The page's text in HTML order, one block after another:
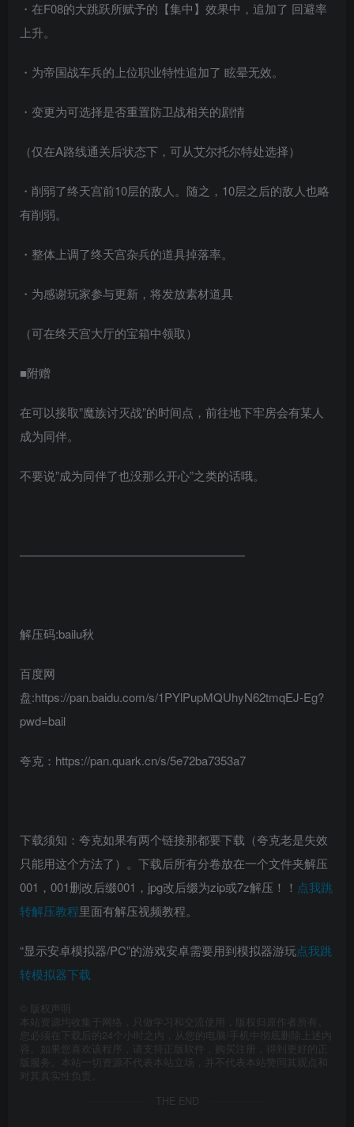
・在F08的大跳跃所赋予的【集中】效果中，追加了 回避率
上升。
・为帝国战车兵的上位职业特性追加了 眩晕无效。
・变更为可选择是否重置防卫战相关的剧情
（仅在A路线通关后状态下，可从艾尔托尔特处选择）
・削弱了终天宫前10层的敌人。随之，10层之后的敌人也略
有削弱。
・整体上调了终天宫杂兵的道具掉落率。
・为感谢玩家参与更新，将发放素材道具
（可在终天宫大厅的宝箱中领取）
■附赠
在可以接取”魔族讨灭战”的时间点，前往地下牢房会有某人
成为同伴。
不要说”成为同伴了也没那么开心”之类的话哦。
———————————————————
解压码:bailu秋
百度网
盘:https://pan.baidu.com/s/1PYlPupMQUhyN62tmqEJ-Eg?
pwd=bail
夸克：https://pan.quark.cn/s/5e72ba7353a7
下载须知：夸克如果有两个链接那都要下载（夸克老是失效
只能用这个方法了）。下载后所有分卷放在一个文件夹解压
001，001删改后缀001，jpg改后缀为zip或7z解压！！ 点我跳
转解压教程里面有解压视频教程。
“显示安卓模拟器/PC”的游戏安卓需要用到模拟器游玩点我跳
转模拟器下载
版权声明
本站资源均收集于网络，只做学习和交流使用，版权归原作者所有。
您必须在下载后的24个小时之内，从您的电脑/手机中彻底删除上述内
容。如果您喜欢该程序，请支持正版软件，购买注册，得到更好的正
版服务。本站一切资源不代表本站立场，并不代表本站赞同其观点和
对其真实性负责。
THE END